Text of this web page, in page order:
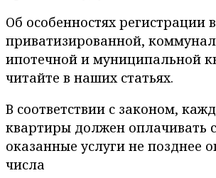
Об особенностях регистрации в
приватизированной,
ипотечной и муниципальной
читайте в наших статьях.
В соответствии с законом,
квартиры должен оплачивать
оказанные услуги не позднее
числа